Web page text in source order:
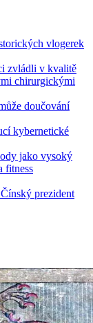
vlogerek
zvládli v kvalitě
chirurgickými
doučování
kybernetické
jako vysoký
fitness
prezident